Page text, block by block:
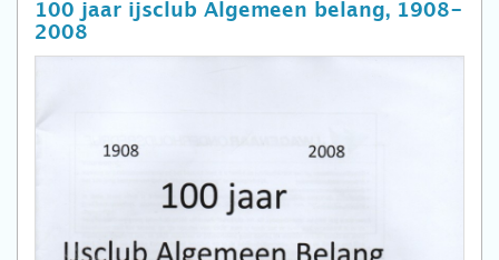
100 jaar ijsclub Algemeen belang, 1908-
2008